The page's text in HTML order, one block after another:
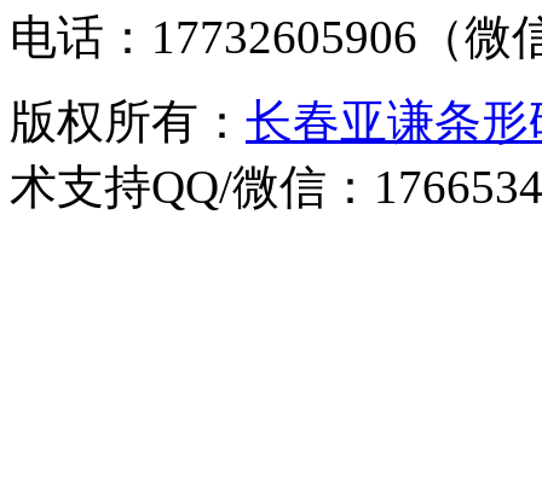
电话：17732605906（微
版权所有： 长春亚谦条
术支持QQ/微信：